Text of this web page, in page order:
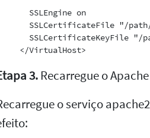
SSLEngine on
SSLCertificateFile "/
SSLCertificateKeyFile "/
3.Recarregue o Apache
o serviço